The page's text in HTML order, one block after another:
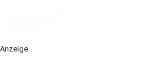
Anzeige